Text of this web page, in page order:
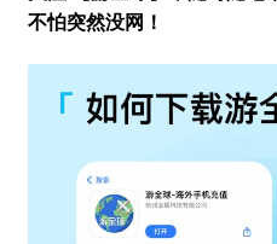
不怕突然没网！